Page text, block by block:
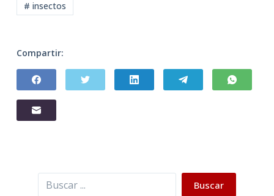
# insectos
Compartir:
Buscar Buscar